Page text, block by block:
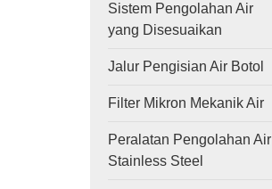
Sistem Pengolahan Air
yang Disesuaikan
Jalur Pengisian Air Botol
Filter Mikron Mekanik Air
Peralatan Pengolahan Air
Stainless Steel